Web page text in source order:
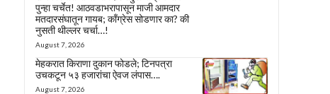
पुन्हा चर्चेत! आठवडाभरापासून माजी आमदार
मतदारसंघातून गायब; काँग्रेस सोडणार का? की
नुसती थील्लर चर्चा…!
August 7, 2026
मेहकरात किराणा दुकान फोडले; टिनपत्रा
उचकटून ५३ हजारांचा ऐवज लंपास….
August 7, 2026